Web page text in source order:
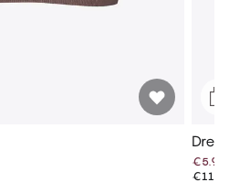
€5.97
€11.95